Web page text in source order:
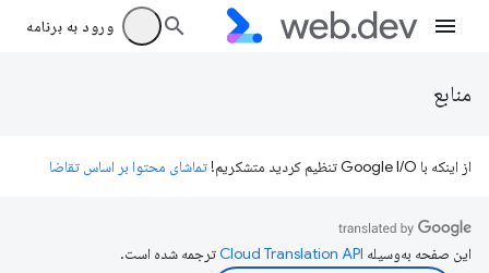
ورود به برنامه
منابع
از اینکه با Google I/O تنظیم کردید متشکریم! تماشای محتوا بر اساس تقاضا
این صفحه به‌وسیله ترجمه شده است.